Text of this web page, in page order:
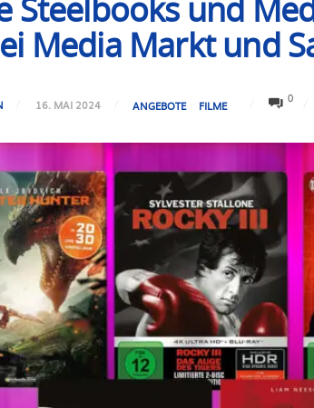
Steelbooks und
Media Markt und
16. MAI 2024 ANGEBOTE FILME
0